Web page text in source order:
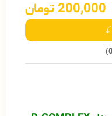
200,000 تومان